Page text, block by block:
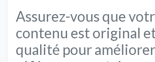
Assurez-vous que
contenu est original
qualité pour